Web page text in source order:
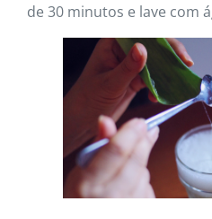
de 30 minutos e lave com